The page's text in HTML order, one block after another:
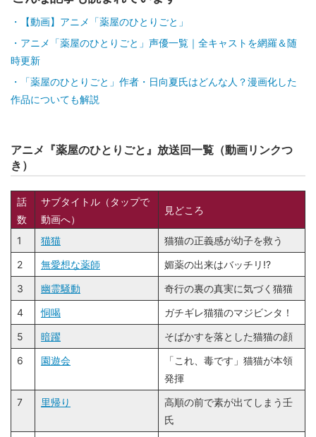
【動画】アニメ「薬屋のひとりごと」
アニメ「薬屋のひとりごと」声優一覧｜全キャストを網羅＆随
時更新
「薬屋のひとりごと」作者・日向夏氏はどんな人？漫画化した
作品についても解説
アニメ『薬屋のひとりごと』放送回一覧（動画リンクつ
き）
話
数
サブタイトル（タップで
動画へ）
見どころ
1 猫猫
猫猫の正義感が幼子を救う
2
無愛想な薬師
媚薬の出来はバッチリ!?
3
幽霊騒動
奇行の裏の真実に気づく猫猫
4
恫喝
ガチギレ猫猫のマジビンタ！
5
暗躍
そばかすを落とした猫猫の顔
6
園遊会
「これ、毒です」猫猫が本領
発揮
7
里帰り
高順の前で素が出てしまう壬
氏